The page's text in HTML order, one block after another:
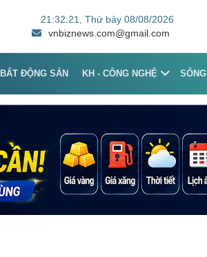
21:32:21
, Thứ bảy 08/08/2026
vnbiznews.com@gmail.com
BẤT ĐỘNG SẢN KH - CÔNG NGHỆ SỐNG